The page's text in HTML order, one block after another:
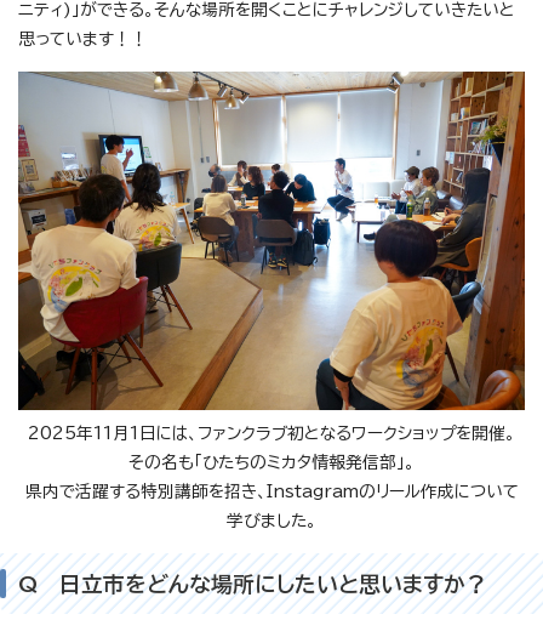
ニティ)」ができる。そんな場所を開くことにチャレンジしていきたいと
思っています！！
2025年11月1日には、ファンクラブ初となるワークショップを開催。
その名も「ひたちのミカタ情報発信部」。
県内で活躍する特別講師を招き、Instagramのリール作成について
学びました。
Q 日立市をどんな場所にしたいと思いますか？